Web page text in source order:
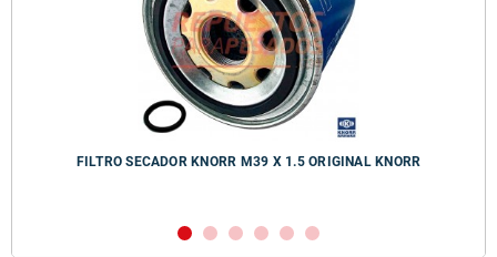
FILTRO SECADOR KNORR M39 X 1.5 ORIGINAL KNORR